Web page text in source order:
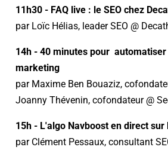
11h30 - FAQ live : le SEO chez
par Loïc Hélias, leader SEO @
14h - 40 minutes pour
marketing
par Maxime Ben Bouaziz,
Joanny Thévenin, cofondateur @
15h - L'algo Navboost en direct sur
par Clément Pessaux, consultant